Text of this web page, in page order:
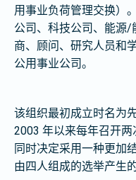
用事业负荷管理交换）
公司、科技公司、能源
商、顾问、研究人员和
公用事业公司。
该组织最初成立时名为
2003 年以来每年召开两
同时决定采用一种更加
由四人组成的选举产生